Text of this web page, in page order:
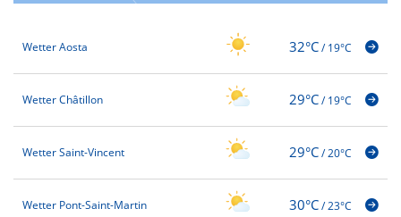
Wetter Aosta 32°C/19°C
Wetter Châtillon 29°C/19°C
Wetter Saint-Vincent 29°C/20°C
Wetter Pont-Saint-Martin 30°C/23°C